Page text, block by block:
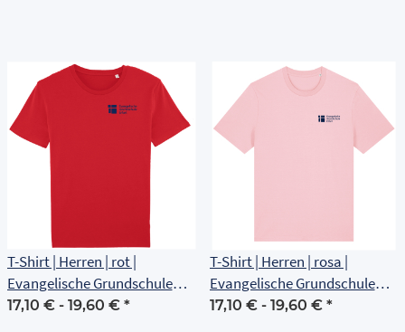
T-Shirt | Herren | rot |
Evangelische Grundschule
Erfurt
17,10 € - 19,60 € *
T-Shirt | Herren | rosa |
Evangelische Grundschule
Erfurt
17,10 € - 19,60 € *